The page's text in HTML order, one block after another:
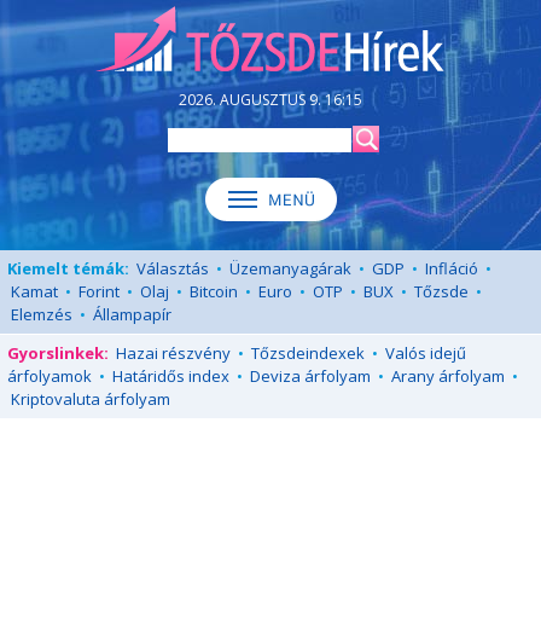
2026. AUGUSZTUS 9. 16:15
Kiemelt témák: Választás • Üzemanyagárak • GDP • Infláció •
Kamat • Forint • Olaj • Bitcoin • Euro • OTP • BUX • Tőzsde •
Elemzés • Állampapír
Gyorslinkek: Hazai részvény • Tőzsdeindexek • Valós idejű
árfolyamok • Határidős index • Deviza árfolyam • Arany árfolyam •
Kriptovaluta árfolyam